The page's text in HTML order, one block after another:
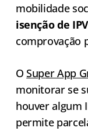
mobilidade
isenção de
comprovação
OSuper App
monitorar se
houver algum
permite